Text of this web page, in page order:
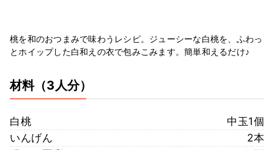
桃を和のおつまみで味わうレシピ。ジューシーな白桃を、ふわっ
とホイップした白和えの衣で包みこみます。簡単和えるだけ♪
材料（3人分）
白桃
中玉1個
いんげん
2本